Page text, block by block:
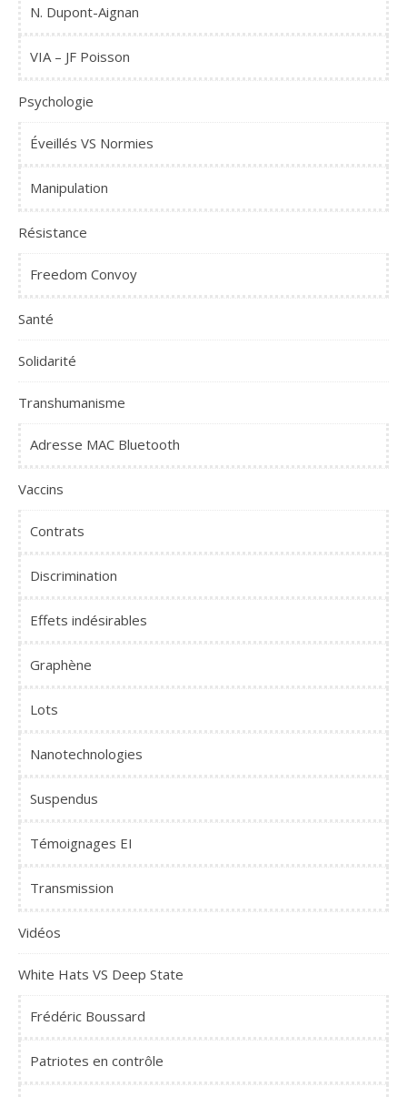
N. Dupont-Aignan
VIA – JF Poisson
Psychologie
Éveillés VS Normies
Manipulation
Résistance
Freedom Convoy
Santé
Solidarité
Transhumanisme
Adresse MAC Bluetooth
Vaccins
Contrats
Discrimination
Effets indésirables
Graphène
Lots
Nanotechnologies
Suspendus
Témoignages EI
Transmission
Vidéos
White Hats VS Deep State
Frédéric Boussard
Patriotes en contrôle